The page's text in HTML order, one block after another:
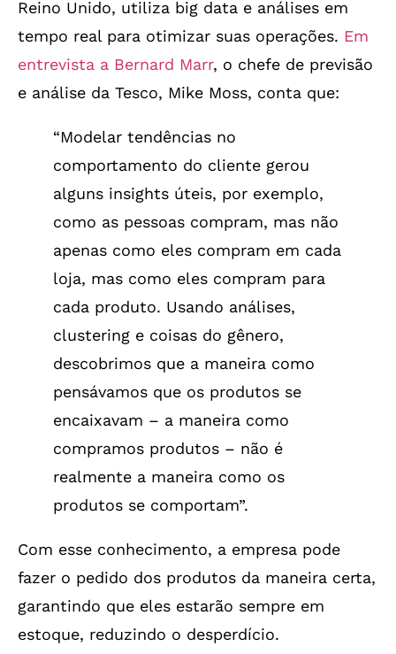
Reino Unido, utiliza big data e análises em
tempo real para otimizar suas operações. Em
entrevista a Bernard Marr, o chefe de previsão
e análise da Tesco, Mike Moss, conta que:
“Modelar tendências no
comportamento do cliente gerou
alguns insights úteis, por exemplo,
como as pessoas compram, mas não
apenas como eles compram em cada
loja, mas como eles compram para
cada produto. Usando análises,
clustering e coisas do gênero,
descobrimos que a maneira como
pensávamos que os produtos se
encaixavam – a maneira como
compramos produtos – não é
realmente a maneira como os
produtos se comportam”.
Com esse conhecimento, a empresa pode
fazer o pedido dos produtos da maneira certa,
garantindo que eles estarão sempre em
estoque, reduzindo o desperdício.